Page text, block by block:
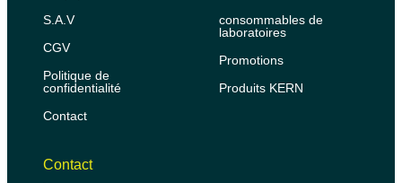
S.A.V
CGV
Politique de
confidentialité
Contact
consommables de
laboratoires
Promotions
Produits KERN
Contact